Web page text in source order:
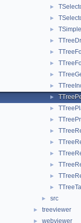
►
►
►
►
►
►
►
►
►
►
►
►
►
►
►
►
►
► src
► treeviewer
► webviewer